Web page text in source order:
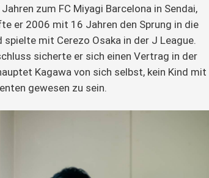
zum FC Miyagi Barcelona in Sendai,
er 2006 mit 16 Jahren den Sprung in die
spielte mit Cerezo Osaka in der J League.
sicherte er sich einen Vertrag in der
Kagawa von sich selbst, kein Kind mit
gewesen zu sein.